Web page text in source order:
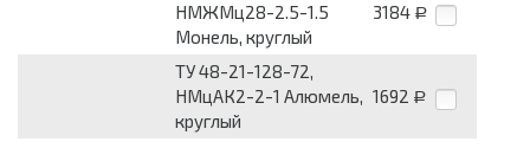
НМЖМц28-2.5-1.5
Монель, круглый
3184 Р
ТУ 48-21-128-72,
НМцАК2-2-1 Алюмель,
круглый
1692 Р